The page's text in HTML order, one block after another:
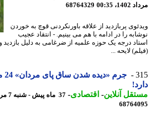
00:35
68764329
پربازدید از علاقه باورنکردنی قوچ به خوردن
را در ادامه با هم می بینیم. - انتقاد عجیب
درجه یک حوزه علمیه از ضرغامی به دلیل بازدید وی
لایحه ...
جرم «دیده
آنلاین-اقتصادی-37 ماه پیش - شنبه 7 مرداد 1402، 23:45